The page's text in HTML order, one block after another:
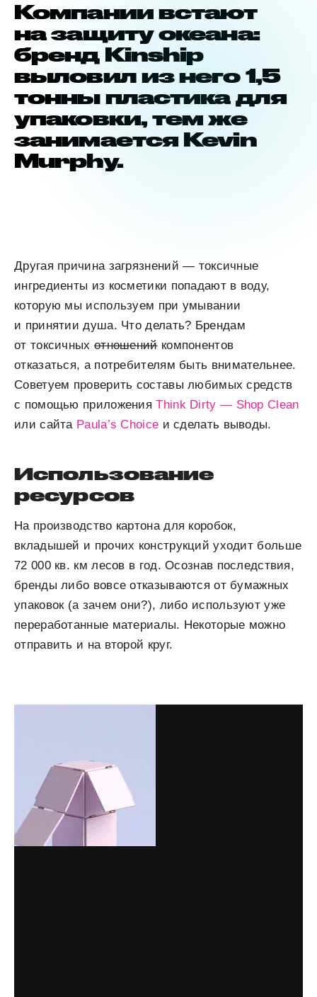
Компании встают
на защиту океана:
бренд Kinship
выловил из него 1,5
тонны пластика для
упаковки, тем же
занимается Kevin
Murphy.
Другая причина загрязнений — токсичные
ингредиенты из косметики попадают в воду,
которую мы используем при умывании
и принятии душа. Что делать? Брендам
от токсичных отношенийкомпонентов
отказаться, а потребителям быть внимательнее.
Советуем проверить составы любимых средств
с помощью приложенияThink Dirty — Shop Clean
или сайта Paula’s Choice и сделать выводы.
Использование
ресурсов
На производство картона для коробок,
вкладышей и прочих конструкций уходит больше
72 000 кв. км лесов в год. Осознав последствия,
бренды либо вовсе отказываются от бумажных
упаковок (а зачем они?), либо используют уже
переработанные материалы. Некоторые можно
отправить и на второй круг.